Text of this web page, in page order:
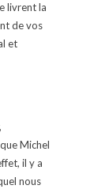
livrent la
de vos
et
Michel
il y a
nous